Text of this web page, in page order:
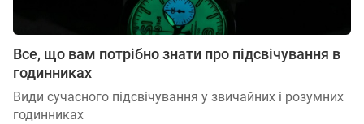
Все, що вам потрібно знати про підсвічування в
годинниках
Види сучасного підсвічування у звичайних і розумних
годинниках